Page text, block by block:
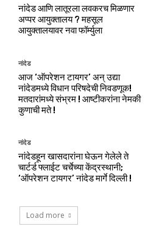
नांदेड आणि लातूरला लवकरच मिळणार
अप्पर आयुक्तालय ? महसूल
आयुक्तालयावर नवा फॉर्म्युला
नांदेड
आज ‘ऑपरेशन टायगर’ अन् उद्या
नांदेडमध्ये विधान परिषदेची निवडणूक!
मतदारांमध्ये संभ्रम ! आष्टीकरांना नेमकी
कुणाची मते !
नांदेड
नांदेडहून खासदारांना घेऊन गेलेले ते
चार्टर्ड फ्लाईट चर्चेच्या केंद्रस्थानी;
‘ऑपरेशन टायगर’ नांदेड मार्गे दिल्ली !
Load more